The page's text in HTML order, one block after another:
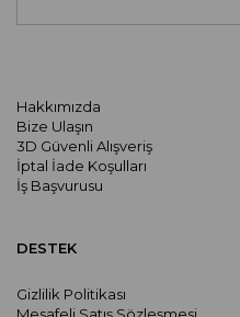
Hakkımızda
Bize Ulaşın
3D Güvenli Alışveriş
İptal İade Koşulları
İş Başvurusu
DESTEK
Gizlilik Politikası